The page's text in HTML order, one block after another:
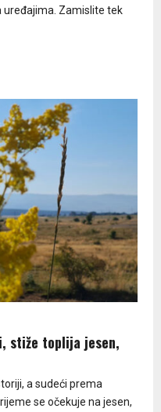
uređajima. Zamislite tek
stiže toplija jesen,
a sudeći prema
se očekuje na jesen,